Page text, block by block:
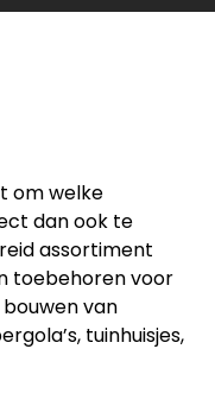
om welke
dan ook te
assortiment
toebehoren voor
van
tuinhuisjes,